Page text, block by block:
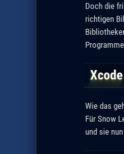
Doch die
richtigen
Xcode
Wie das
Für Snow
und sie